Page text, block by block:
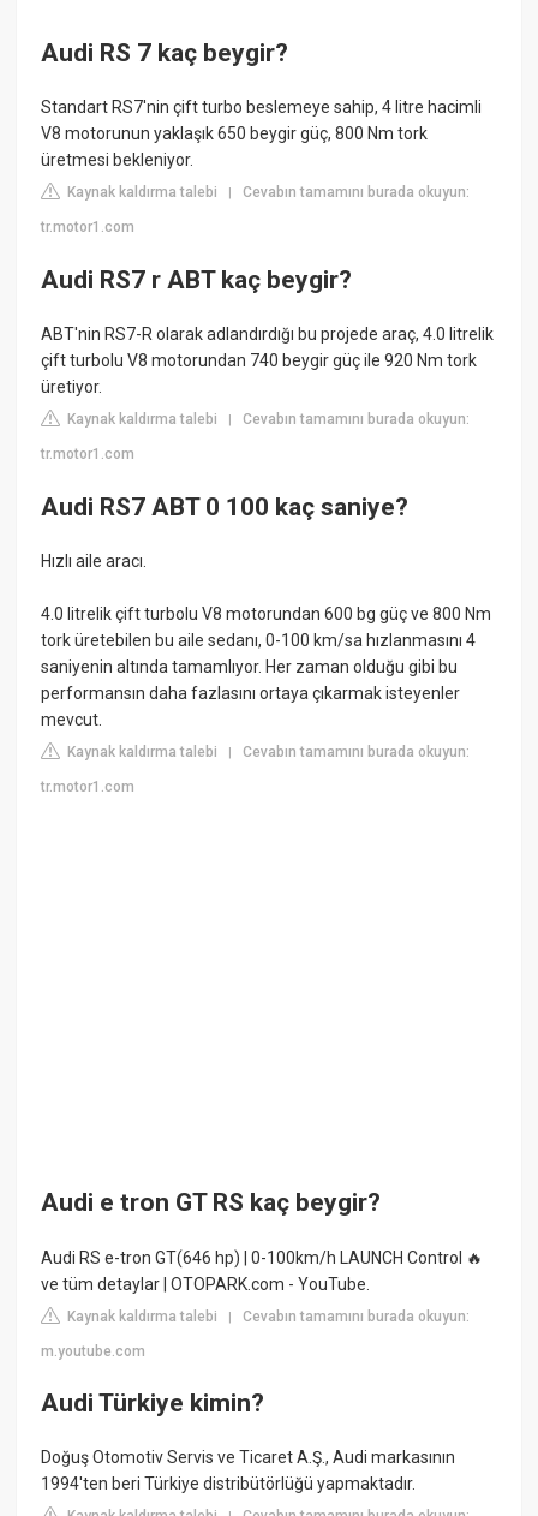
Audi RS 7 kaç beygir?
Standart RS7'nin çift turbo beslemeye sahip, 4 litre hacimli
V8 motorunun yaklaşık 650 beygir güç, 800 Nm tork
üretmesi bekleniyor.
Kaynak kaldırma talebi |Cevabın tamamını burada okuyun:
tr.motor1.com
Audi RS7 r ABT kaç beygir?
ABT'nin RS7-R olarak adlandırdığı bu projede araç, 4.0 litrelik
çift turbolu V8 motorundan 740 beygir güç ile 920 Nm tork
üretiyor.
Kaynak kaldırma talebi |Cevabın tamamını burada okuyun:
tr.motor1.com
Audi RS7 ABT 0 100 kaç saniye?
Hızlı aile aracı.
4.0 litrelik çift turbolu V8 motorundan 600 bg güç ve 800 Nm
tork üretebilen bu aile sedanı, 0-100 km/sa hızlanmasını 4
saniyenin altında tamamlıyor. Her zaman olduğu gibi bu
performansın daha fazlasını ortaya çıkarmak isteyenler
mevcut.
Kaynak kaldırma talebi |Cevabın tamamını burada okuyun:
tr.motor1.com
Audi e tron GT RS kaç beygir?
Audi RS e-tron GT(646 hp) | 0-100km/h LAUNCH Control 🔥
ve tüm detaylar | OTOPARK.com - YouTube.
Kaynak kaldırma talebi |Cevabın tamamını burada okuyun:
m.youtube.com
Audi Türkiye kimin?
Doğuş Otomotiv Servis ve Ticaret A.Ş., Audi markasının
1994'ten beri Türkiye distribütörlüğü yapmaktadır.